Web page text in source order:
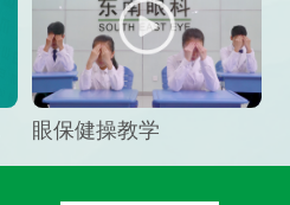
眼保健操教学